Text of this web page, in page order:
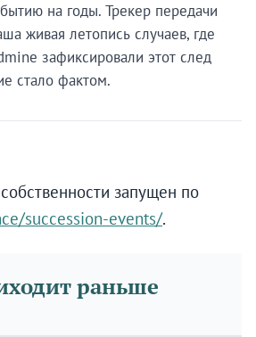
на годы. Трекер передачи
живая летопись случаев, где
зафиксировали этот след
стало фактом.
запущен по
succession-events/.
раньше